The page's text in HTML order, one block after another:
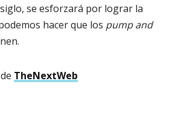
se esforzará por lograr la
hacer que los pump and
TheNextWeb